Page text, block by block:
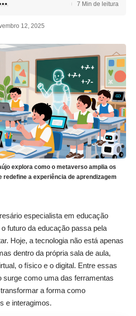
12, 2025
7 Min de leitura
explora como o metaverso amplia os
redefine a experiência de aprendizagem
especialista em educação
futuro da educação passa pela
Hoje, a tecnologia não está apenas
dentro da própria sala de aula,
o físico e o digital. Entre essas
surge como uma das ferramentas
a forma como
e interagimos.